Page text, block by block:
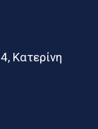
Κατερίνη